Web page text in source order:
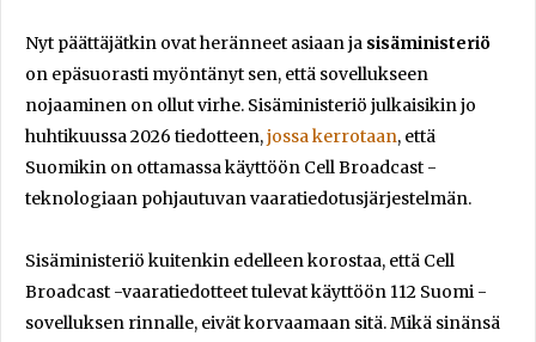
Nyt päättäjätkin ovat heränneet asiaan ja sisäministeriö
on epäsuorasti myöntänyt sen, että sovellukseen
nojaaminen on ollut virhe. Sisäministeriö julkaisikin jo
huhtikuussa 2026 tiedotteen,jossa kerrotaan, että
Suomikin on ottamassa käyttöön Cell Broadcast -
teknologiaan pohjautuvan vaaratiedotusjärjestelmän.
Sisäministeriö kuitenkin edelleen korostaa, että Cell
Broadcast -vaaratiedotteet tulevat käyttöön 112 Suomi -
sovelluksen rinnalle, eivät korvaamaan sitä. Mikä sinänsä